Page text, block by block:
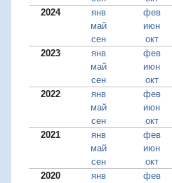
2024
янв фев
май
июн
сен
окт
2023
янв фев
май
июн
сен
окт
2022
янв фев
май
июн
сен
окт
2021
янв фев
май
июн
сен
окт
2020
янв фев